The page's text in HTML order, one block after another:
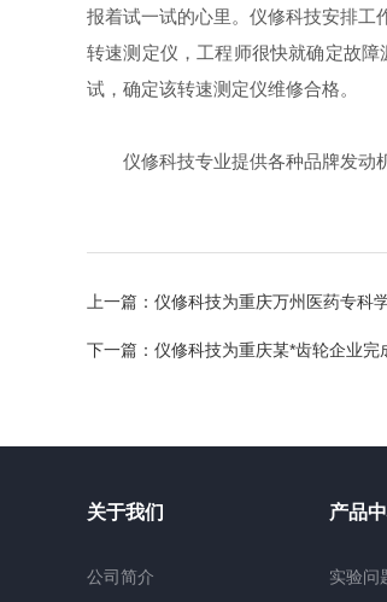
报着试一试的心里。仪修科技安排工
转速测定仪，工程师很快就确定故
试，确定该转速测定仪维修合格。
仪修科技专业提供各种品牌发动机
上一篇： 仪修科技为重庆万州医药专科
下一篇： 仪修科技为重庆某*齿轮企业完
关于我们
公司简介
产品
实验问